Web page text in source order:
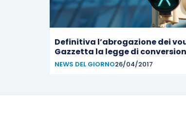
Definitiva l’abrogazione dei
Gazzetta la legge di
NEWS DEL GIORNO26/04/2017